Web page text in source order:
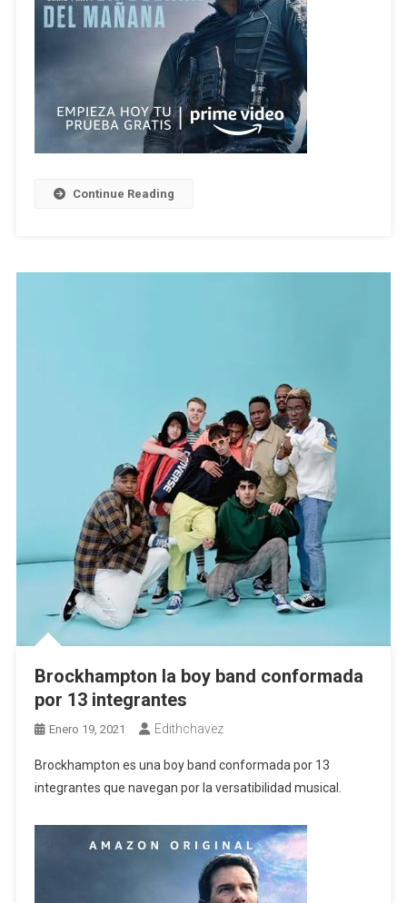
Continue Reading
Brockhampton la boy band conformada
por 13 integrantes
Enero 19, 2021 Edithchavez
Brockhampton es una boy band conformada por 13
integrantes que navegan por la versatibilidad musical.